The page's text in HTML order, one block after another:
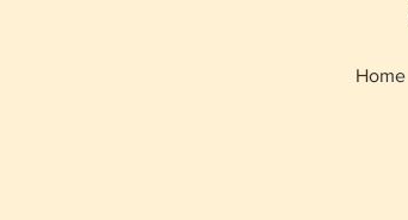
Home